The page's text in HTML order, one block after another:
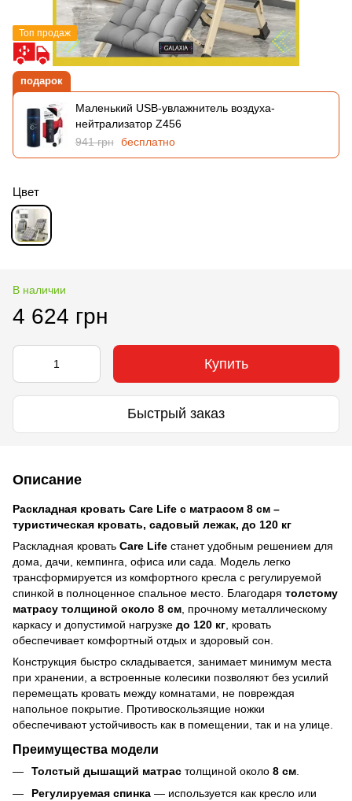
Топ продаж
подарок
Маленький USB-увлажнитель воздуха-
нейтрализатор Z456
941 грн бесплатно
Цвет
В наличии
4 624 грн
Купить
Быстрый заказ
Описание
Раскладная кровать Care Life с матрасом 8 см –
туристическая кровать, садовый лежак, до 120 кг
Раскладная кровать Care Life станет удобным решением для
дома, дачи, кемпинга, офиса или сада. Модель легко
трансформируется из комфортного кресла с регулируемой
спинкой в полноценное спальное место. Благодаря толстому
матрасу толщиной около 8 см , прочному металлическому
каркасу и допустимой нагрузке до 120 кг , кровать
обеспечивает комфортный отдых и здоровый сон.
Конструкция быстро складывается, занимает минимум места
при хранении, а встроенные колесики позволяют без усилий
перемещать кровать между комнатами, не повреждая
напольное покрытие. Противоскользящие ножки
обеспечивают устойчивость как в помещении, так и на улице.
Преимущества модели
Толстый дышащий матрас толщиной около 8 см
Регулируемая спинка — используется как кресло или